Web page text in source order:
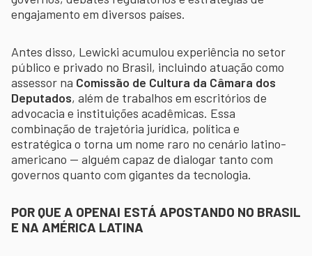
engajamento em diversos países.
Antes disso, Lewicki acumulou experiência no setor
público e privado no Brasil, incluindo atuação como
assessor na Comissão de Cultura da Câmara dos
Deputados, além de trabalhos em escritórios de
advocacia e instituições acadêmicas. Essa
combinação de trajetória jurídica, política e
estratégica o torna um nome raro no cenário latino-
americano — alguém capaz de dialogar tanto com
governos quanto com gigantes da tecnologia.
POR QUE A OPENAI ESTÁ APOSTANDO NO BRASIL
E NA AMÉRICA LATINA